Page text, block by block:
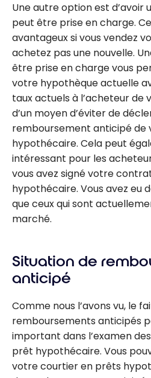
Une autre option est d’avoir
peut être prise en charge.
avantageux si vous vendez
achetez pas une nouvelle.
être prise en charge vous
votre hypothèque actuelle
taux actuels à l’acheteur de
d’un moyen d’éviter de
remboursement anticipé
hypothécaire. Cela peut
intéressant pour les
vous avez signé votre
hypothécaire. Vous avez eu
que ceux qui sont
marché.
Situation de
anticipé
Comme nous l’avons vu, le
remboursements anticipés
important dans l’examen
prêt hypothécaire. Vous
votre courtier en prêts